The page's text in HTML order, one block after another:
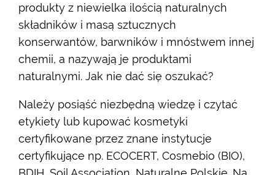
produkty z niewielka ilością naturalnych
składników i masą sztucznych
konserwantów, barwników i mnóstwem innej
chemii, a nazywają je produktami
naturalnymi. Jak nie dać się oszukać?
Należy posiąść niezbędną wiedzę i czytać
etykiety lub kupować kosmetyki
certyfikowane przez znane instytucje
certyfikujące np. ECOCERT, Cosmebio (BIO),